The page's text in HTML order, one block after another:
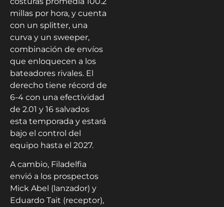
millas por hora, y cuenta
con un splitter, una
curva y un sweeper,
combinación de envíos
que enloquecen a los
bateadores rivales. El
derecho tiene récord de
6-4 con una efectividad
de 2.01 y 16 salvados
esta temporada y estará
bajo el control del
equipo hasta el 2027.
A cambio, Filadelfia
envió a los prospectos
Mick Abel (lanzador) y
Eduardo Tait (receptor),